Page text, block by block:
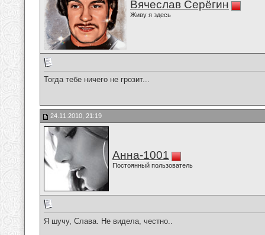
Вячеслав Серёгин
Живу я здесь
Тогда тебе ничего не грозит...
24.11.2010, 21:19
Анна-1001
Постоянный пользователь
Я шучу, Слава. Не видела, честно..